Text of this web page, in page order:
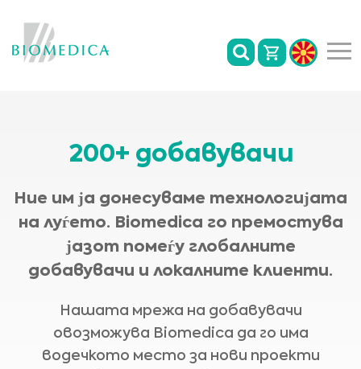
200+ добавувачи
Ние им ја донесуваме технологијата
на луѓето. Biomedica го премостува
јазот помеѓу глобалните
добавувачи и локалните клиенти.
Нашата мрежа на добавувачи
овозможува Biomedica да го има
водечкото место за нови проекти